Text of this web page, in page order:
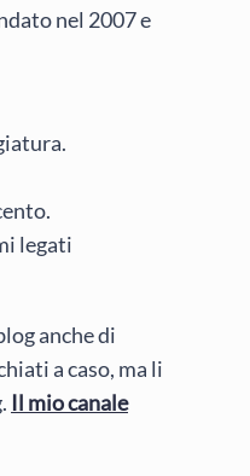
nel 2007 e
legati
anche di
a caso, ma li
Il mio canale